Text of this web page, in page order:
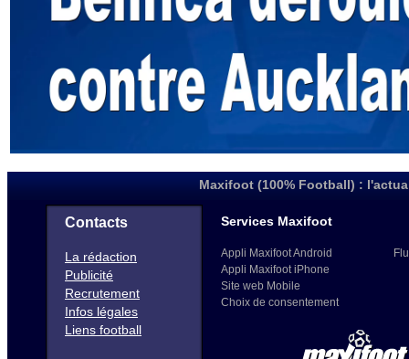
Maxifoot (100% Football) :
Contacts
La rédaction
Publicité
Recrutement
Infos légales
Liens football
Services Maxifoot
Appli Maxifoot Android
Appli Maxifoot iPhone
Site web Mobile
Choix de consentement